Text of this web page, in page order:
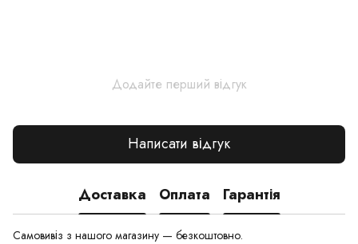
Додайте перший відгук
Написати відгук
Доставка Оплата Гарантія
Самовивіз з нашого магазину — безкоштовно.